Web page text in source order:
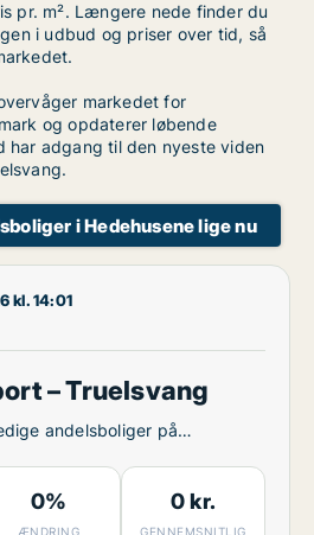
pr. m². Længere nede finder du
i udbud og priser over tid, så
markedet for
og opdaterer løbende
har adgang til den nyeste viden
i Hedehusene lige nu
kl. 14:01
– Truelsvang
andelsboliger på
0%
ÆNDRING
0 kr.
GENNEMSNITLIG